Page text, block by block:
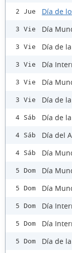
2 Jue Día de
3 Vie Día
3 Vie Día de
3 Vie Día
3 Vie Día
3 Vie Día de
4 Sáb Día de la
4 Sáb Día del
4 Sáb Día
5 Dom Día
5 Dom Día
5 Dom Día
5 Dom Día
5 Dom Día de